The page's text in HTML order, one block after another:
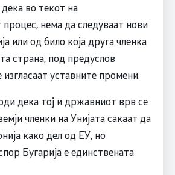
во текот на
процес, нема да следуваат нови
или од било која друга членка
страна, под предуслов
уставните промени.
дека тој и државниот врв се
членки на Унијата сакаат да
како дел од ЕУ, но
Бугарија е единствената